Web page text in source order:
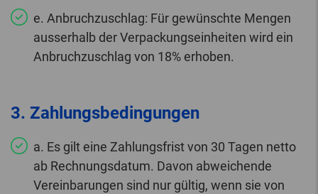
e. Anbruchzuschlag: Für gewünschte Mengen
ausserhalb der Verpackungseinheiten wird ein
Anbruchzuschlag von 18% erhoben.
3. Zahlungsbedingungen
a. Es gilt eine Zahlungsfrist von 30 Tagen netto
ab Rechnungsdatum. Davon abweichende
Vereinbarungen sind nur gültig, wenn sie von